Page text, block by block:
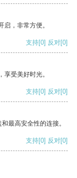
，非常方便。
支持[0] 反对[0]
受美好时光。
支持[0] 反对[0]
最高安全性的连接。
支持[0] 反对[0]